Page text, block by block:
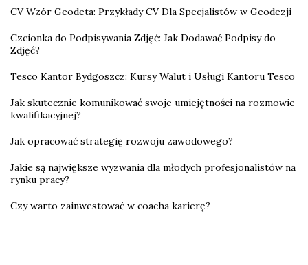
CV Wzór Geodeta: Przykłady CV Dla Specjalistów w Geodezji
Czcionka do Podpisywania Zdjęć: Jak Dodawać Podpisy do
Zdjęć?
Tesco Kantor Bydgoszcz: Kursy Walut i Usługi Kantoru Tesco
Jak skutecznie komunikować swoje umiejętności na rozmowie
kwalifikacyjnej?
Jak opracować strategię rozwoju zawodowego?
Jakie są największe wyzwania dla młodych profesjonalistów na
rynku pracy?
Czy warto zainwestować w coacha karierę?